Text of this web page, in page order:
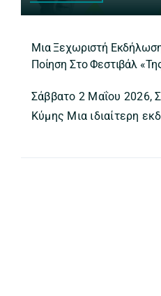
Μια Ξεχωριστή
Ποίηση Στο Φεστιβάλ
Σάββατο 2 Μαΐου 2026,
Κύμης Μια ιδιαίτερη